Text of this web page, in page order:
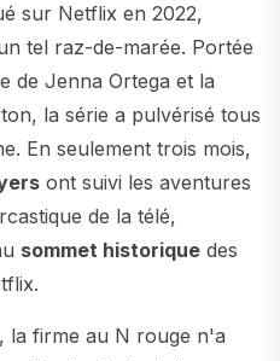
sur Netflix en 2022,
tel raz-de-marée. Portée
de Jenna Ortega et la
la série a pulvérisé tous
En seulement trois mois,
ont suivi les aventures
de la télé,
sommet historique des
la firme au N rouge n'a